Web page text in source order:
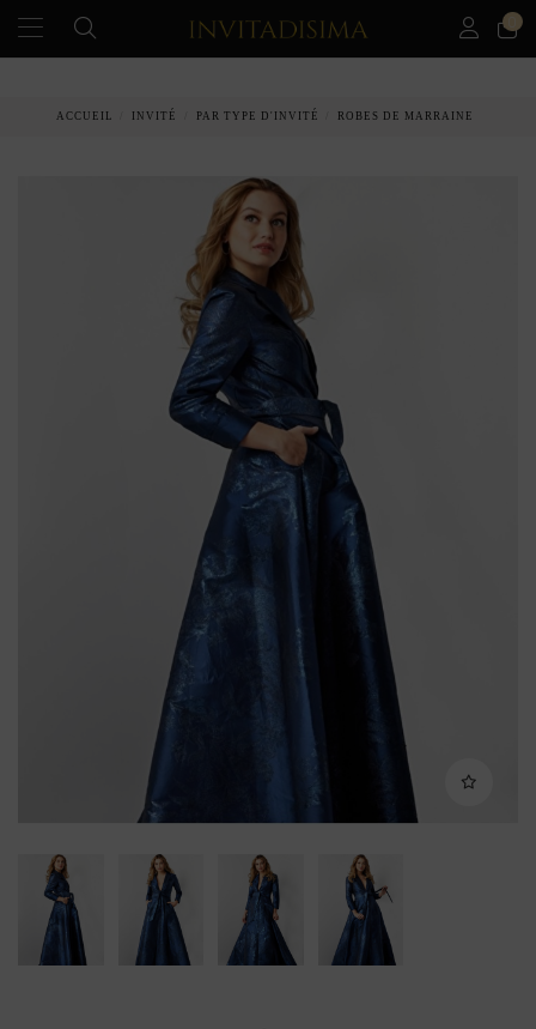
ACCUEIL INVITÉ PAR TYPE D'INVITÉ ROBES DE MARRAINE